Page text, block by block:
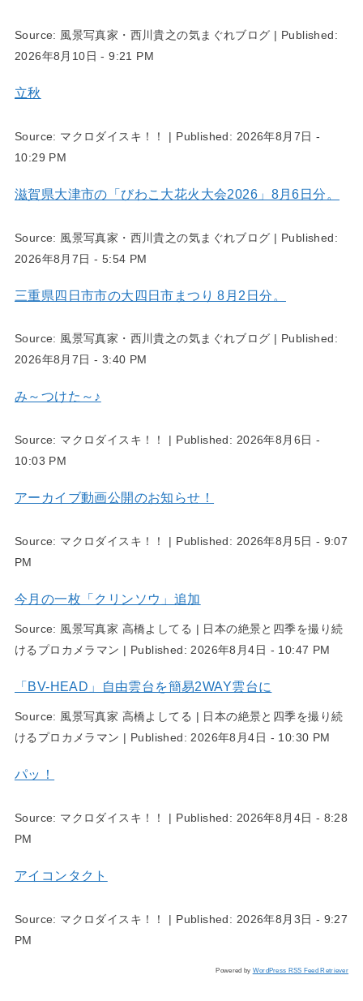
Source: 風景写真家・西川貴之の気まぐれブログ | Published:
2026年8月10日 - 9:21 PM
立秋
Source: マクロダイスキ！！ | Published: 2026年8月7日 -
10:29 PM
滋賀県大津市の「びわこ大花火大会2026」8月6日分。
Source: 風景写真家・西川貴之の気まぐれブログ | Published:
2026年8月7日 - 5:54 PM
三重県四日市市の大四日市まつり 8月2日分。
Source: 風景写真家・西川貴之の気まぐれブログ | Published:
2026年8月7日 - 3:40 PM
み～つけた～♪
Source: マクロダイスキ！！ | Published: 2026年8月6日 -
10:03 PM
アーカイブ動画公開のお知らせ！
Source: マクロダイスキ！！ | Published: 2026年8月5日 - 9:07
PM
今月の一枚「クリンソウ」追加
Source: 風景写真家 高橋よしてる | 日本の絶景と四季を撮り続
けるプロカメラマン | Published: 2026年8月4日 - 10:47 PM
「BV-HEAD」自由雲台を簡易2WAY雲台に
Source: 風景写真家 高橋よしてる | 日本の絶景と四季を撮り続
けるプロカメラマン | Published: 2026年8月4日 - 10:30 PM
パッ！
Source: マクロダイスキ！！ | Published: 2026年8月4日 - 8:28
PM
アイコンタクト
Source: マクロダイスキ！！ | Published: 2026年8月3日 - 9:27
PM
Powered by WordPress RSS Feed Retriever